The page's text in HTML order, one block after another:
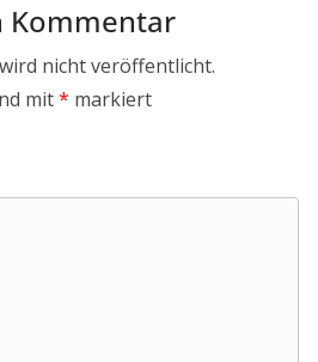
Kommentar
nicht veröffentlicht.
mit* markiert